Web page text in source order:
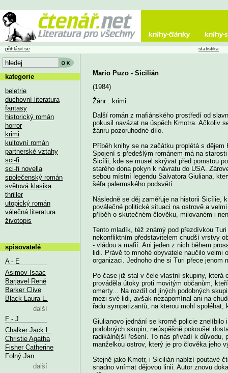
Mario Puzo - Sicilián
(1984)
Žánr : krimi
Další román z mafiánského prostředí od
pokusil navázat na úspěch Kmotra. Ačkoliv
žánru pozoruhodné dílo.
Příběh knihy se na začátku proplétá s
Spojení s předešlým románem má na
Sicílii, kde se musel skrývat před pomstou
starého dona pokyn k návratu do USA.
sebou místní legendu Salvatora Giuliana,
šéfa palermského podsvětí.
Následně se děj zaměřuje na historii Sicílie,
poválečné politické situaci na ostrově a
příběh o skutečném člověku, milovaném i
Tento mladík, též známý pod přezdívkou
nekonfliktním představitelem chudší vrstvy
- vládou a mafií. Ani jeden z nich během
lidi. Právě to mnohé obyvatele naučilo velmi
organizaci. Jednoho dne si Turi přece
Po čase již stal v čele vlastní skupiny, která
prováděla útoky proti movitým občanům,
omerty... Na rozdíl od jiných podobných
mezi své lidi, avšak nezapomínal ani na
řadu sympatizantů, na kterou mohl
Giulianovo jednání se kromě policie
podobných skupin, neúspěšně pokoušel
radikálnější řešení. To nás přivádí k důvodu,
manželkou ostrov, který je pro člověka jeho
Stejně jako Kmotr, i Sicilián nabízí poutavé
snadno vnímat dějovou linii. Autor znovu
přihlásit se statistika
kategorie
beletrie
duchovní literatura
fantasy
historický román
horror
krimi
kultovní román
partnerské vztahy
sci-fi
sci-fi novella
společenský román
světová klasika
thriller
utopický román
válečná literatura
životopis
spisovatelé
A - E
Asimov Isaac
Barjavel René
Barker Clive
Black Laura L.
další
F - J
Chalker Jack L.
Christie Agatha
Fisher Catherine
Folný Jan
další